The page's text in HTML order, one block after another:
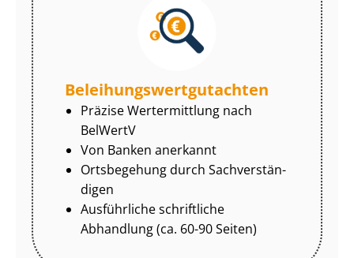
Be­lei­hungs­wert­gut­ach­ten
Präzise Wertermittlung nach
BelWertV
Von Banken anerkannt
Ortsbegehung durch Sach­ver­stän­
di­gen
Ausführliche schriftliche
Abhandlung (ca. 60-90 Seiten)